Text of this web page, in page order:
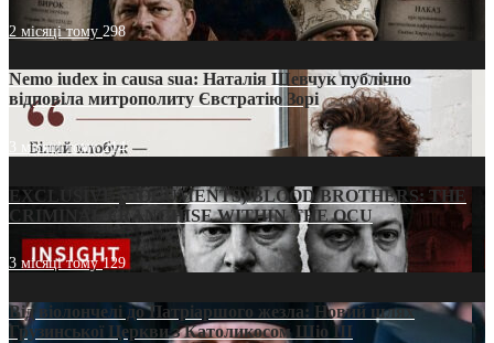
2 місяці тому 298
Nemo iudex in causa sua: Наталія Шевчук публічно
відповіла митрополиту Євстратію Зорі
3 місяці тому214
EXCLUSIVE (DOCUMENTS)/BLOOD BROTHERS: THE
CRIMINAL FRANCHISE WITHIN THE OCU
3 місяці тому129
Від віолончелі до Патріаршого жезла: Новий шлях
Грузинської Церкви з Католикосом Шіо III